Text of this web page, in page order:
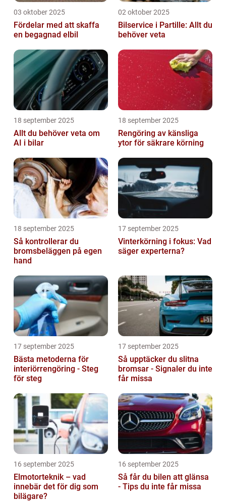
03 oktober 2025
Fördelar med att skaffa
en begagnad elbil
02 oktober 2025
Bilservice i Partille: Allt du
behöver veta
18 september 2025
Allt du behöver veta om
AI i bilar
18 september 2025
Rengöring av känsliga
ytor för säkrare körning
18 september 2025
Så kontrollerar du
bromsbeläggen på egen
hand
17 september 2025
Vinterkörning i fokus: Vad
säger experterna?
17 september 2025
Bästa metoderna för
interiörrengöring - Steg
för steg
17 september 2025
Så upptäcker du slitna
bromsar - Signaler du inte
får missa
16 september 2025
Elmotorteknik – vad
innebär det för dig som
bilägare?
16 september 2025
Så får du bilen att glänsa
- Tips du inte får missa